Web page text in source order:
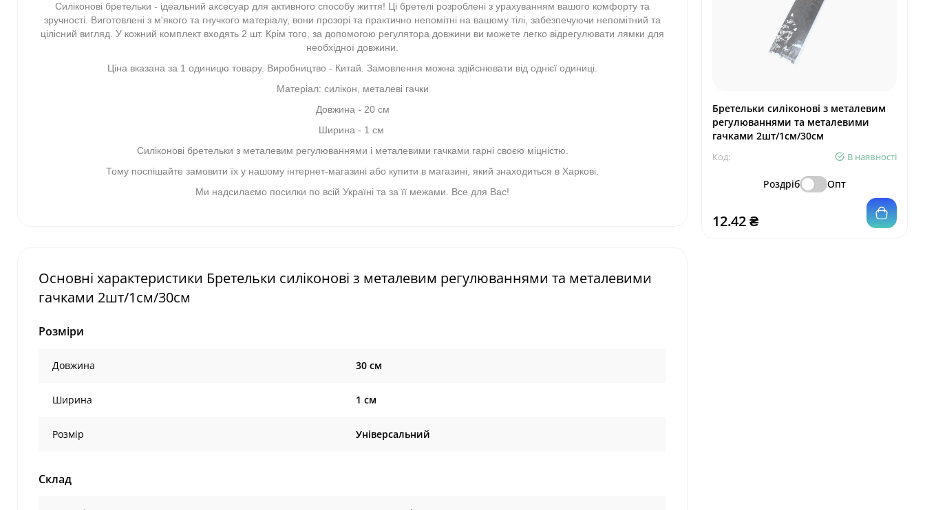
Силіконові бретельки - ідеальний аксесуар для активного способу життя! Ці бретелі розроблені з урахуванням вашого комфорту та
зручності. Виготовлені з м'якого та гнучкого матеріалу, вони прозорі та практично непомітні на вашому тілі, забезпечуючи непомітний та
цілісний вигляд. У кожний комплект входять 2 шт. Крім того, за допомогою регулятора довжини ви можете легко відрегулювати лямки для
необхідної довжини.
Ціна вказана за 1 одиницю товару. Виробництво - Китай. Замовлення можна здійснювати від однієї одиниці.
Матеріал: силікон, металеві гачки
Довжина - 20 см
Ширина - 1 см
Силіконові бретельки з металевим регулюваннями і металевими гачками гарні своєю міцністю.
Тому поспішайте замовити їх у нашому інтернет-магазині або купити в магазині, який знаходиться в Харкові.
Ми надсилаємо посилки по всій Україні та за її межами. Все для Вас!
Основні характеристики Бретельки силіконові з металевим регулюваннями та металевими
гачками 2шт/1см/30см
Розміри
Довжина 30 см
Ширина 1 см
Розмір Універсальний
Склад
Бретельки силіконові з металевим
регулюваннями та металевими
гачками 2шт/1см/30см
Код: В наявності
Роздріб Опт
12.42 ₴